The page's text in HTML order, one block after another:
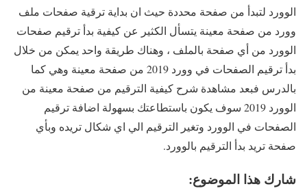
الوورد لتبدأ من صفحة محددة حيث ان بداية ترقية صفحات ملف
وورد من صفحة معينة يتسأل الكثير عن كيفية بدأ ترقيم صفحات
الوورد من أي صفحة بالملف ، وهناك طريقة واحد يمكن من خلال
بدأ ترقيم الصفحات في وورد 2019 من صفحة معينة وهي كما
بالدرس فبعد مشاهدة شرح كيفية الترقيم من صفحة معينة من
الوورد 2019 سوف يكون باستطاعتك بسهولة اضافة ترقيم
الصفحات في الوورد وتغير الترقيم الي اي شكال تريده وبأي
صفحة تريد بدأ الترقيم بالوورد.
شارك هذا الموضوع: